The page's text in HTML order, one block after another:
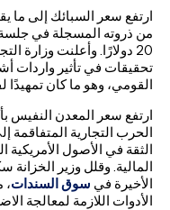
من ذروته المسجلة في جلسة
20 دولارًا. وأعلنت وزارة
تحقيقات في تأثير واردات
القومي، وهو ما كان
ارتفع سعر المعدن النفيس
الحرب التجارية المتفاقمة
الثقة في الأصول الأمريكية
المالية. وقلل وزير
الأخيرة في سوق السندات،
الأدوات اللازمة لمعالجة